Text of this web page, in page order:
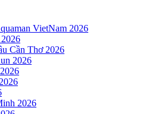
VietNam 2026
Cần Thơ 2026
2026
2026